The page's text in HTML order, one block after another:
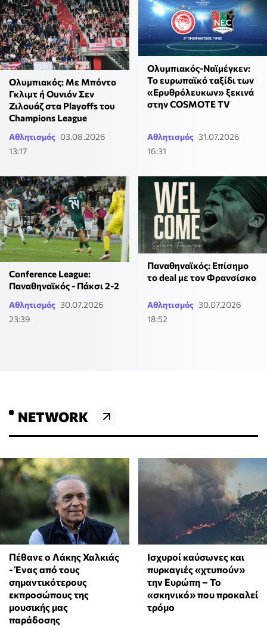
Ολυμπιακός: Με Μπόντο
Γκλιμτ ή Ουνιόν Σεν
Ζιλουάζ στα Playoffs του
Champions League
Αθλητισμός 03.08.2026
13:17
Ολυμπιακός-Ναϊμέγκεν:
Το ευρωπαϊκό ταξίδι των
«Ερυθρόλευκων» ξεκινά
στην COSMOTE TV
Αθλητισμός 31.07.2026
16:31
Conference League:
Παναθηναϊκός - Πάκσι 2-2
Αθλητισμός 30.07.2026
23:39
Παναθηναϊκός: Επίσημο
το deal με τον Φρανσίσκο
Αθλητισμός 30.07.2026
18:52
NETWORK
Πέθανε ο Λάκης Χαλκιάς
- Ένας από τους
σημαντικότερους
εκπροσώπους της
μουσικής μας
παράδοσης
Ισχυροί καύσωνες και
πυρκαγιές «χτυπούν»
την Ευρώπη – Το
«σκηνικό» που προκαλεί
τρόμο